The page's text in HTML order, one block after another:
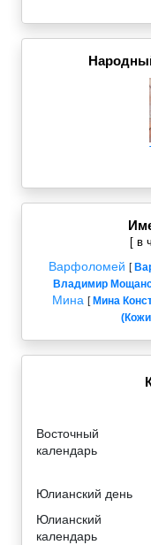
[ в
Варфоломей [
Владимир
Мина [ Мина
Восточный
календарь
Юлианский день
Юлианский
календарь